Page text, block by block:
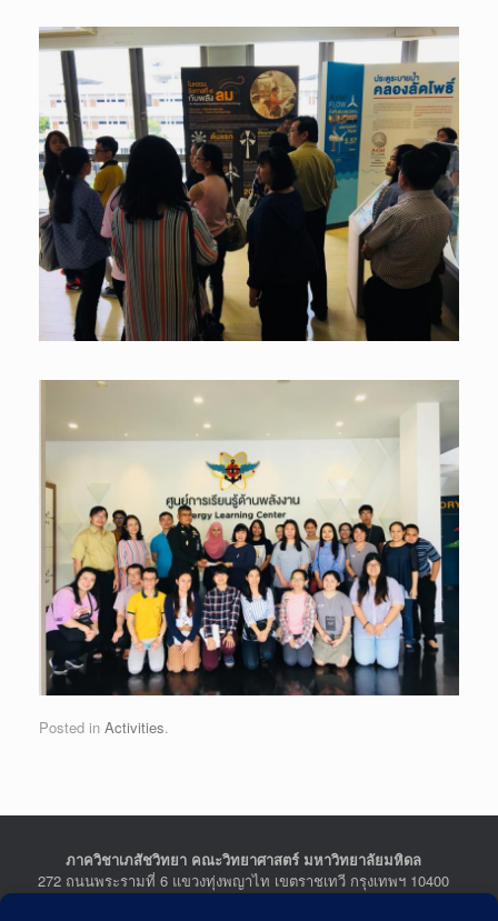
Posted in Activities.
ภาควิชาเภสัชวิทยา คณะวิทยาศาสตร์ มหาวิทยาลัยมหิดล
272 ถนนพระรามที่ 6 แขวงทุ่งพญาไท เขตราชเทวี กรุงเทพฯ 10400